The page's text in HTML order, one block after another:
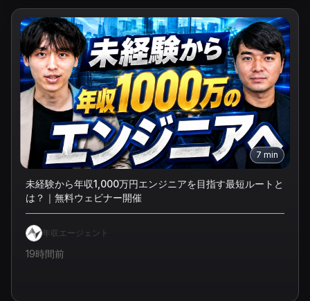
7 min
未経験から年収1,000万円エンジニアを目指す最短ルートと
は？｜無料ウェビナー開催
年収エージェント
19時間前